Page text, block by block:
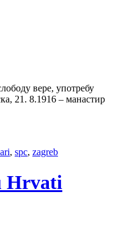
вере, употребу
21. 8.1916 – манастир
, spc, zagreb
Hrvati